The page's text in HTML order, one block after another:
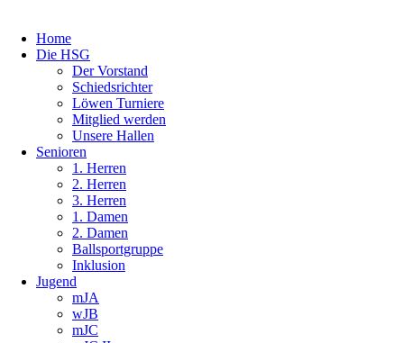
Home
Die HSG
Der Vorstand
Schiedsrichter
Löwen Turniere
Mitglied werden
Unsere Hallen
Senioren
1. Herren
2. Herren
3. Herren
1. Damen
2. Damen
Ballsportgruppe
Inklusion
Jugend
mJA
wJB
mJC